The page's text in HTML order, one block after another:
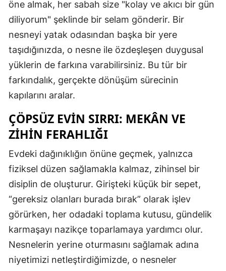
öne almak, her sabah size "kolay ve akıcı bir gün
diliyorum" şeklinde bir selam gönderir. Bir
nesneyi yatak odasından başka bir yere
taşıdığınızda, o nesne ile özdeşleşen duygusal
yüklerin de farkına varabilirsiniz. Bu tür bir
farkındalık, gerçekte dönüşüm sürecinin
kapılarını aralar.
ÇÖPSÜZ EVIN SIRRI: MEKÂN VE
ZIHIN FERAHLIĞI
Evdeki dağınıklığın önüne geçmek, yalnızca
fiziksel düzen sağlamakla kalmaz, zihinsel bir
disiplin de oluşturur. Girişteki küçük bir sepet,
“gereksiz olanları burada bırak” olarak işlev
görürken, her odadaki toplama kutusu, gündelik
karmaşayı nazikçe toparlamaya yardımcı olur.
Nesnelerin yerine oturmasını sağlamak adına
niyetimizi netleştirdiğimizde, o nesneler